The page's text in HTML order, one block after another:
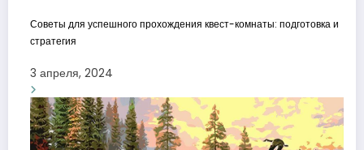
Советы для успешного прохождения квест-комнаты: подготовка и
стратегия
3 апреля, 2024